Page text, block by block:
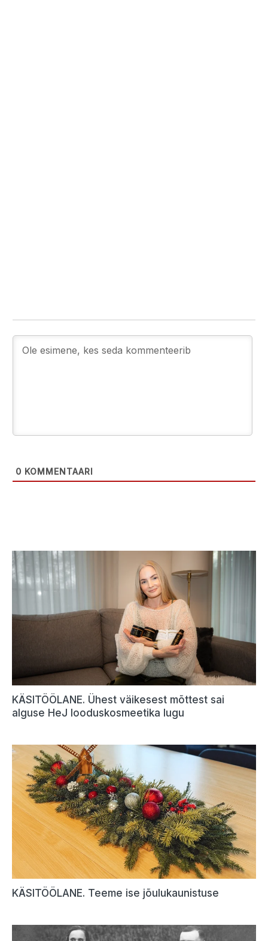
0 KOMMENTAARI
KÄSITÖÖLANE. Ühest väikesest mõttest sai
alguse HeJ looduskosmeetika lugu
KÄSITÖÖLANE. Teeme ise jõulukaunistuse